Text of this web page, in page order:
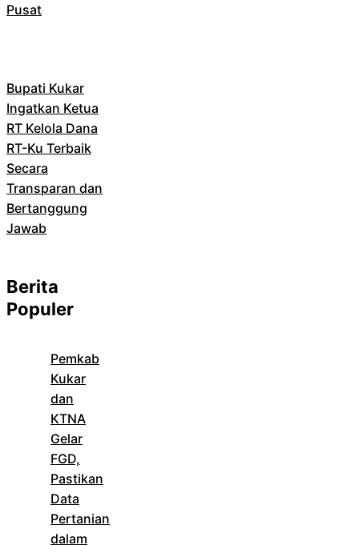
Pusat
Bupati Kukar
Ingatkan Ketua
RT Kelola Dana
RT-Ku Terbaik
Secara
Transparan dan
Bertanggung
Jawab
Berita
Populer
Pemkab
Kukar
dan
KTNA
Gelar
FGD,
Pastikan
Data
Pertanian
dalam